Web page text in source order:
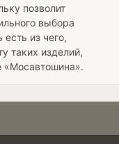
позволит
выбора
из чего,
таких изделий,
«Мосавтошина».